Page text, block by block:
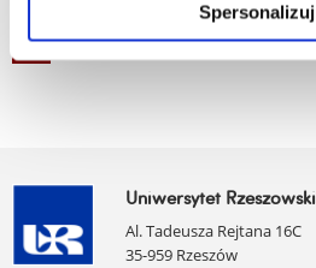
Spersonalizuj
wstecz
Uniwersytet Rzeszowski
Al. Tadeusza Rejtana 16C
35-959 Rzeszów